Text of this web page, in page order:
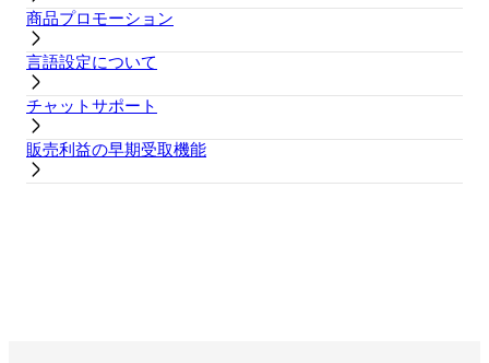
商品プロモーション
言語設定について
チャットサポート
販売利益の早期受取機能